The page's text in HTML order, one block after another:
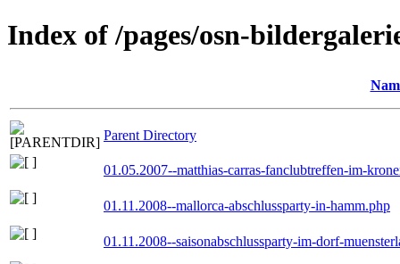
Index of /pages/osn-
Parent Directory
01.05.2007--matthias-carras-fanclubtreffen-im-
01.11.2008--mallorca-abschlussparty-in-hamm.php
01.11.2008--saisonabschlussparty-im-dorf-